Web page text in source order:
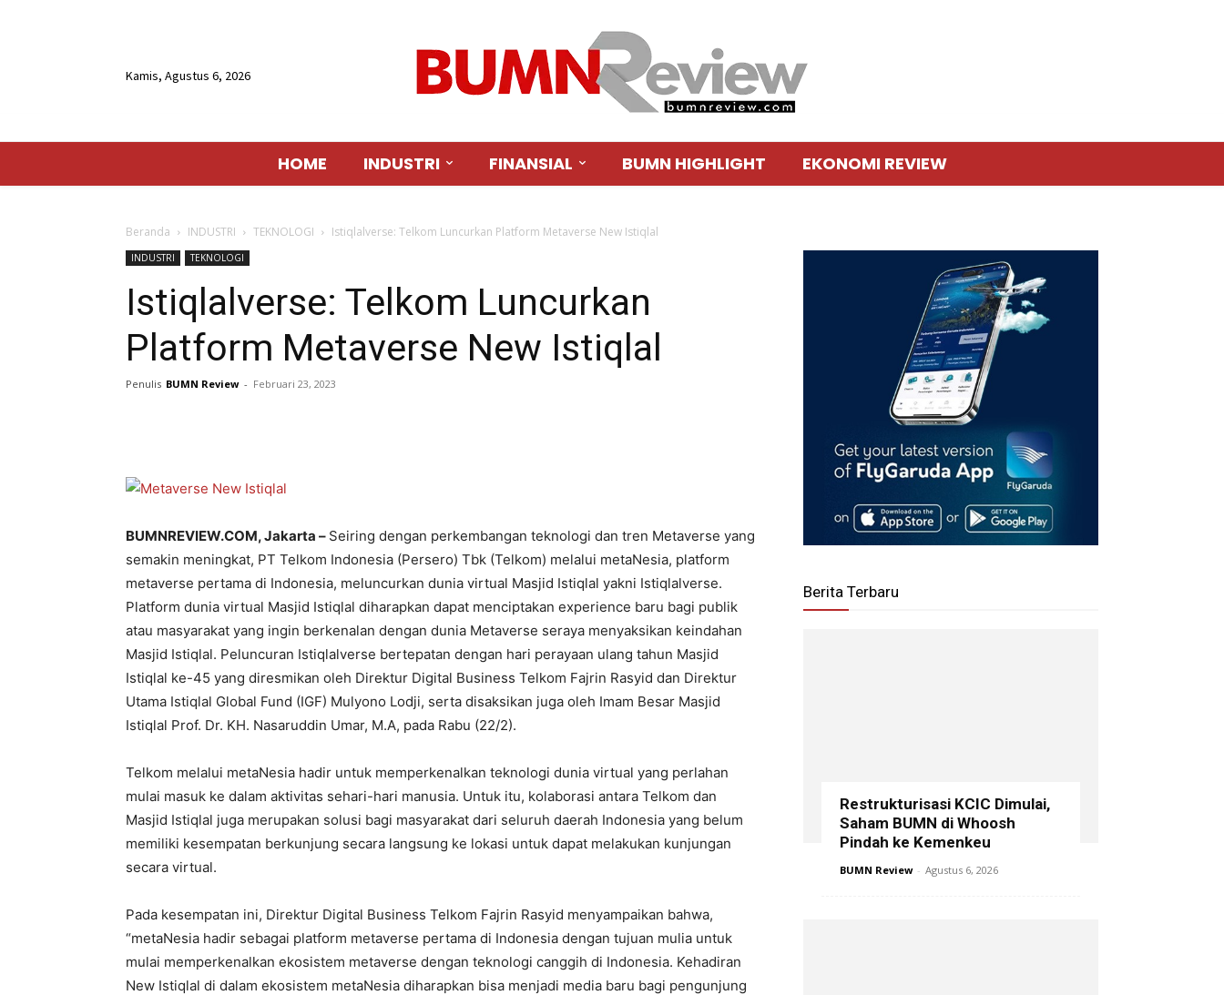
Kamis, Agustus 6, 2026
HOME INDUSTRI FINANSIAL BUMN HIGHLIGHT EKONOMI REVIEW
Beranda INDUSTRI TEKNOLOGI Istiqlalverse: Telkom Luncurkan Platform Metaverse New Istiqlal
INDUSTRI TEKNOLOGI
Istiqlalverse: Telkom Luncurkan
Platform Metaverse New Istiqlal
Penulis BUMN Review - Februari 23, 2023
BUMNREVIEW.COM, Jakarta – Seiring dengan perkembangan teknologi dan tren Metaverse yang
semakin meningkat, PT Telkom Indonesia (Persero) Tbk (Telkom) melalui metaNesia, platform
metaverse pertama di Indonesia, meluncurkan dunia virtual Masjid Istiqlal yakni Istiqlalverse.
Platform dunia virtual Masjid Istiqlal diharapkan dapat menciptakan experience baru bagi publik
atau masyarakat yang ingin berkenalan dengan dunia Metaverse seraya menyaksikan keindahan
Masjid Istiqlal. Peluncuran Istiqlalverse bertepatan dengan hari perayaan ulang tahun Masjid
Istiqlal ke-45 yang diresmikan oleh Direktur Digital Business Telkom Fajrin Rasyid dan Direktur
Utama Istiqlal Global Fund (IGF) Mulyono Lodji, serta disaksikan juga oleh Imam Besar Masjid
Istiqlal Prof. Dr. KH. Nasaruddin Umar, M.A, pada Rabu (22/2).
Telkom melalui metaNesia hadir untuk memperkenalkan teknologi dunia virtual yang perlahan
mulai masuk ke dalam aktivitas sehari-hari manusia. Untuk itu, kolaborasi antara Telkom dan
Masjid Istiqlal juga merupakan solusi bagi masyarakat dari seluruh daerah Indonesia yang belum
memiliki kesempatan berkunjung secara langsung ke lokasi untuk dapat melakukan kunjungan
secara virtual.
Pada kesempatan ini, Direktur Digital Business Telkom Fajrin Rasyid menyampaikan bahwa,
“metaNesia hadir sebagai platform metaverse pertama di Indonesia dengan tujuan mulia untuk
mulai memperkenalkan ekosistem metaverse dengan teknologi canggih di Indonesia. Kehadiran
New Istiqlal di dalam ekosistem metaNesia diharapkan bisa menjadi media baru bagi pengunjung
Berita Terbaru
Restrukturisasi KCIC Dimulai,
Saham BUMN di Whoosh
Pindah ke Kemenkeu
BUMN Review - Agustus 6, 2026